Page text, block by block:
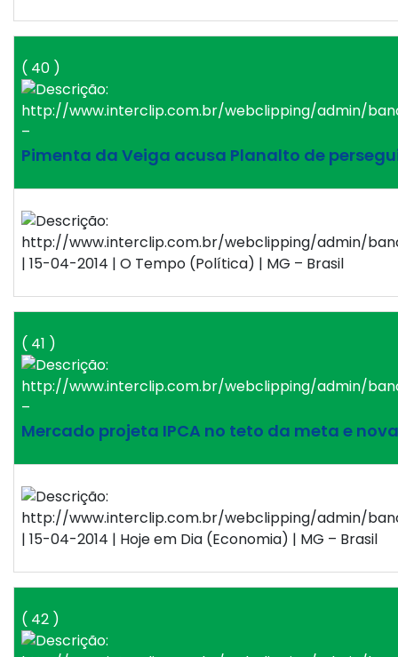
( 40 )
–
Pimenta da Veiga acusa Planalto de
| 15-04-2014 | O Tempo (Política) | MG – Brasil
( 41 )
–
Mercado projeta IPCA no teto da meta e
| 15-04-2014 | Hoje em Dia (Economia) | MG – Brasil
( 42 )